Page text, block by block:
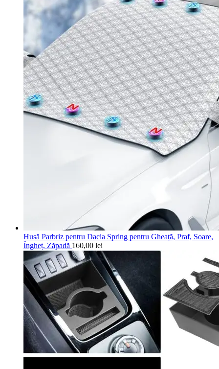
Husă Parbriz pentru Dacia Spring pentru Gheață, Praf, Soare,
Îngheț, Zăpadă 160,00 lei